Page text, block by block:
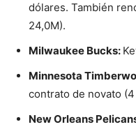
dólares. También
24,0M).
Milwaukee Bucks:
Minnesota
contrato de novato
New Orleans